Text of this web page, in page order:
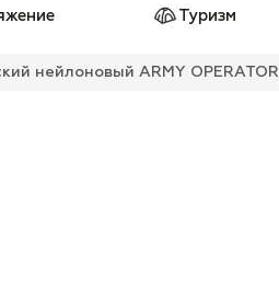
Туризм
нейлоновый ARMY